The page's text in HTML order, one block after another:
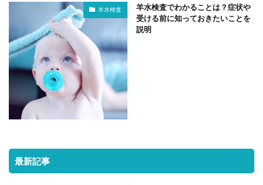
羊水検査
羊水検査でわかることは？症状や
受ける前に知っておきたいことを
説明
最新記事